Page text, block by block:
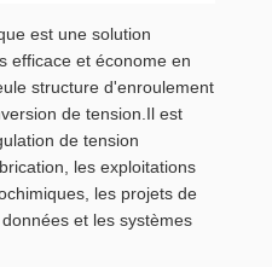
est une solution
efficace et économe en
structure d'enroulement
de tension.Il est
de tension
les exploitations
les projets de
et les systèmes